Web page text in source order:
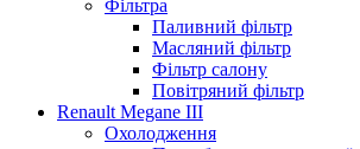
Фільтра
Паливний фільтр
Масляний фільтр
Фільтр салону
Повітряний фільтр
Renault Megane III
Охолодження